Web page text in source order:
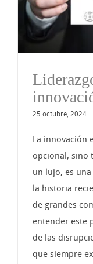
25 octubre, 2024
La innovación
opcional, sino
un lujo, es
la historia
de grandes
entender este
de las
que siempre